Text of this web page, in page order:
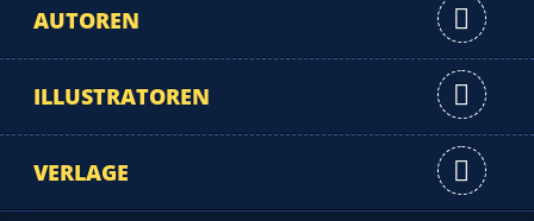
AUTOREN
ILLUSTRATOREN
VERLAGE